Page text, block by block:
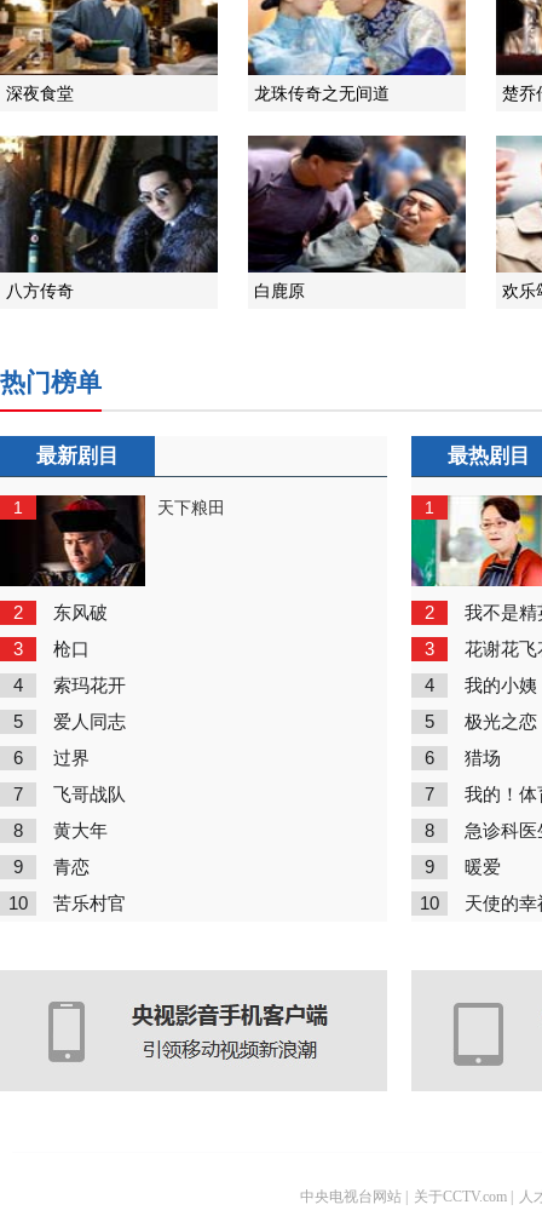
深夜食堂 龙珠传奇之无间道 楚乔
八方传奇 白鹿原 欢乐
热门榜单
最新剧目
1 天下粮田
2 东风破
3 枪口
4 索玛花开
5 爱人同志
6 过界
7 飞哥战队
8 黄大年
9 青恋
10 苦乐村官
最热剧目
1
2 我不是精
3 花谢花飞
4 我的小姨
5 极光之恋
6 猎场
7 我的！体
8 急诊科医
9 暖爱
10 天使的幸
中央电视台网站 关于CCTV.com 人